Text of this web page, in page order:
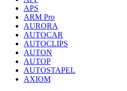
APS
ARM Pro
AURORA
AUTOCAR
AUTOCLIPS
AUTON
AUTOP
AUTOSTAPEL
AXIOM